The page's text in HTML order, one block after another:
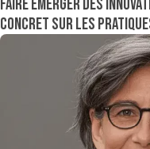
faire émerger des
concret sur les